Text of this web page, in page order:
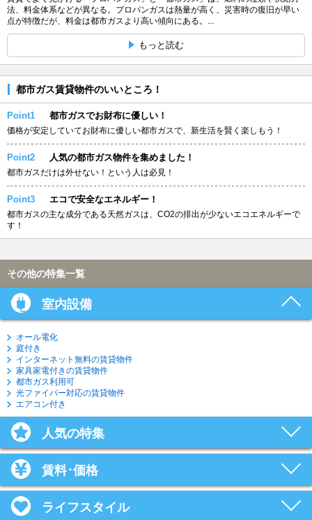
法、料金体系などが異なる。プロパンガスは熱量が高く、災害時の復旧が早い
点が特徴だが、料金は都市ガスより高い傾向にある。...
もっと読む
都市ガス賃貸物件のいいところ！
Point1 都市ガスでお財布に優しい！
価格が安定していてお財布に優しい都市ガスで、新生活を賢く楽しもう！
Point2 人気の都市ガス物件を集めました！
都市ガスだけは外せない！という人は必見！
Point3 エコで安全なエネルギー！
都市ガスの主な成分である天然ガスは、CO2の排出が少ないエコエネルギーで
す！
その他の特集一覧
室内設備
オール電化
庭付き
インターネット無料の賃貸物件
家具家電付きの賃貸物件
都市ガス利用可
光ファイバー対応の賃貸物件
エアコン付き
人気の特集
賃料･価格
ライフスタイル